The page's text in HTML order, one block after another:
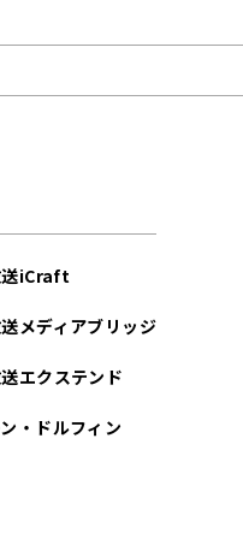
送iCraft
メディアブリッジ
エクステンド
・ドルフィン